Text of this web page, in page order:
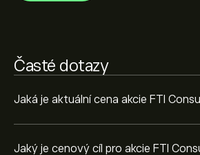
Časté dotazy
Jaká je aktuální cena akcie FTI
Jaký je cenový cíl pro akcie FTI